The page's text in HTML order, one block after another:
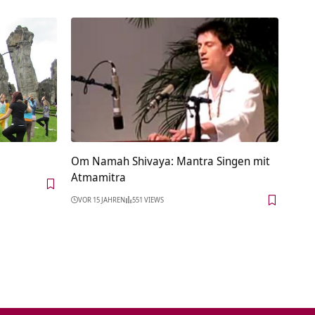
Om Namah Shivaya: Mantra Singen mit
Atmamitra
VOR 15 JAHREN 551 VIEWS